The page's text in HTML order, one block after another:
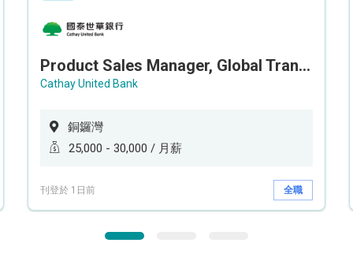
Product Sales Manager, Global Transaction Service (GTS)
Cathay United Bank
銅鑼灣
25,000 - 30,000 / 月薪
刊登於 1日前 全職